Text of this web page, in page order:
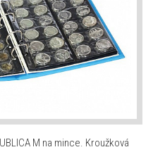
M na mince. Kroužková